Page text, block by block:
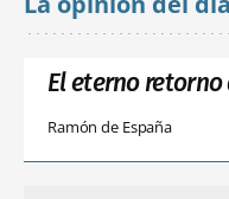
El eterno retorno
Ramón de España